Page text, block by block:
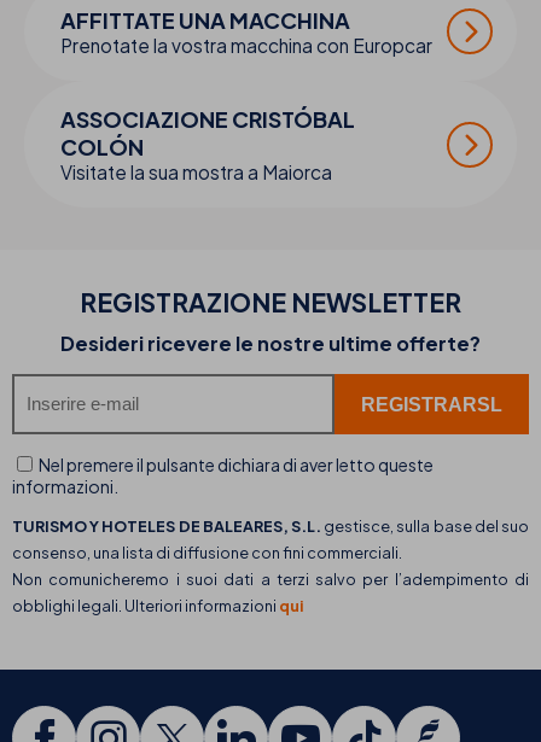
AFFITTATE UNA MACCHINA
Prenotate la vostra macchina con Europcar
ASSOCIAZIONE CRISTÓBAL
COLÓN
Visitate la sua mostra a Maiorca
REGISTRAZIONE NEWSLETTER
Desideri ricevere le nostre ultime offerte?
Nel premere il pulsante dichiara di aver letto queste
informazioni.
TURISMO Y HOTELES DE BALEARES, S.L. gestisce, sulla base del suo
consenso, una lista di diffusione con fini commerciali.
Non comunicheremo i suoi dati a terzi salvo per l’adempimento di
obblighi legali. Ulteriori informazioni qui